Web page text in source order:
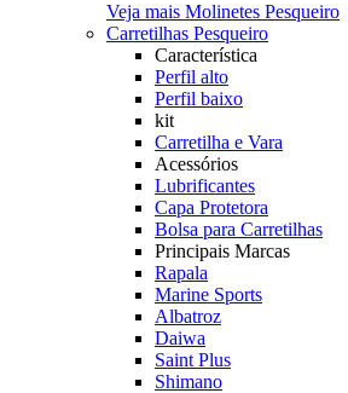
Veja mais Molinetes Pesqueiro
Carretilhas Pesqueiro
Característica
Perfil alto
Perfil baixo
kit
Carretilha e Vara
Acessórios
Lubrificantes
Capa Protetora
Bolsa para Carretilhas
Principais Marcas
Rapala
Marine Sports
Albatroz
Daiwa
Saint Plus
Shimano